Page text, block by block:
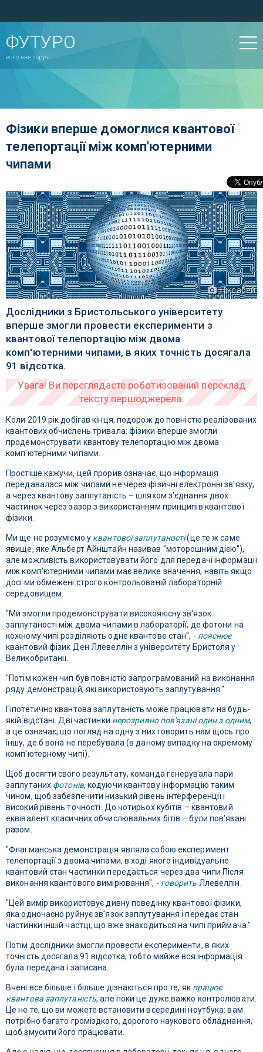
ФУТУРО
воно вже поруч!
Фізики вперше домоглися квантової
телепортації між комп'ютерними
чипами
Піксабей
Дослідники з Бристольського університету
вперше змогли провести експерименти з
квантової телепортацію між двома
комп'ютерними чипами, в яких точність досягала
91 відсотка.
Коли 2019 рік добігав кінця, подорож до повністю реалізованих
квантових обчислень тривала: фізики вперше змогли
продемонструвати квантову телепортацію між двома
комп'ютерними чипами.
Простіше кажучи, цей прорив означає, що інформація
передавалася між чипами не через фізичні електронні зв'язку,
а через квантову заплутаність – шляхом з'єднання двох
частинок через зазор з використанням принципів квантової
фізики.
Ми ще не розуміємо у квантової заплутаності(це те ж саме
явище, яке Альберт Айнштайн називав "моторошним дією"),
але можливість використовувати його для передачі інформації
між комп'ютерними чипами має велике значення, навіть якщо
досі ми обмежені строго контрольованій лабораторній
середовищем.
"Ми змогли продемонструвати високоякісну зв'язок
заплутаності між двома чипами в лабораторії, де фотони на
кожному чипі розділяють одне квантове стан", - пояснює
квантовий фізик Ден Ллевеллін з університету Бристоля у
Великобританії.
"Потім кожен чип був повністю запрограмований на виконання
ряду демонстрацій, які використовують заплутування."
Гіпотетично квантова заплутаність може працювати на будь-
якій відстані. Дві частинки нерозривно пов'язані один з одним,
а це означає, що погляд на одну з них говорить нам щось про
іншу, де б вона не перебувала (в даному випадку на окремому
комп'ютерному чипі).
Щоб досягти свого результату, команда генерувала пари
заплутаних фотонів, кодуючи квантову інформацію таким
чином, щоб забезпечити низький рівень інтерференції і
високий рівень точності. До чотирьох кубітів – квантовий
еквівалент класичних обчислювальних бітів – були пов'язані
разом.
"Флагманська демонстрація являла собою експеримент
телепортації з двома чипами, в ході якого індивідуальне
квантовий стан частинки передається через два чипи Після
виконання квантового вимірювання", - говорить Ллевеллін.
"Цей вимір використовує дивну поведінку квантової фізики,
яка одночасно руйнує зв'язок заплутування і передає стан
частинки іншій частці, що вже знаходиться на чипі приймача."
Потім дослідники змогли провести експерименти, в яких
точність досягала 91 відсотка, тобто майже вся інформація
була передана і записана.
Вчені все більше і більше дізнаються про те, як працює
квантова заплутаність, але поки це дуже важко контролювати.
Це не те, що ви можете встановити всередині ноутбука: вам
потрібно багато громіздкого, дорогого наукового обладнання,
щоб змусити його працювати.